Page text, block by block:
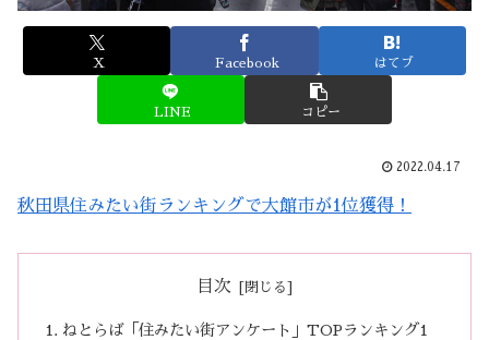
X Facebook はてブ
LINE コピー
2022.04.17
秋田県住みたい街ランキングで大館市が1位獲得！
目次
ねとらば「住みたい街アンケート」TOPランキング1